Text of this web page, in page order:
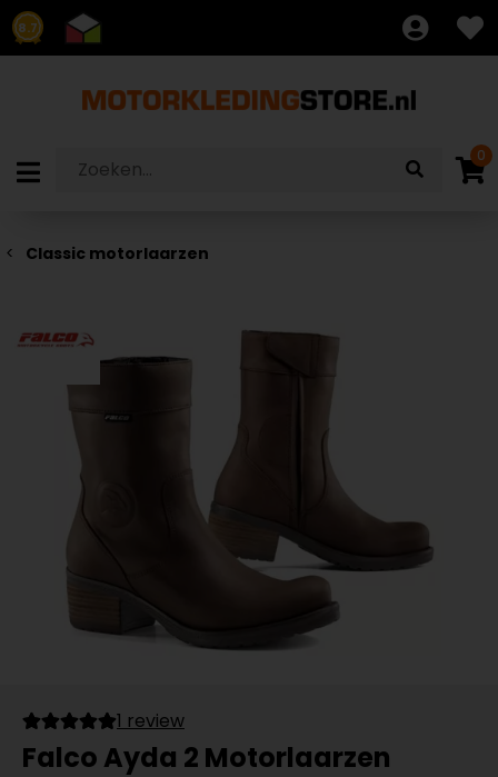
8.7
0
Classic motorlaarzen
1 review
Falco Ayda 2 Motorlaarzen